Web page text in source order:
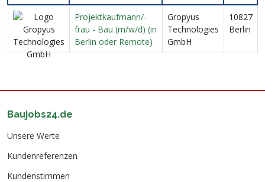
Projektkaufmann/-
frau - Bau (m/w/d) (in
Berlin oder Remote)
Gropyus
Technologies
GmbH
10827
Berlin
Baujobs24.de
Unsere Werte
Kundenreferenzen
Kundenstimmen